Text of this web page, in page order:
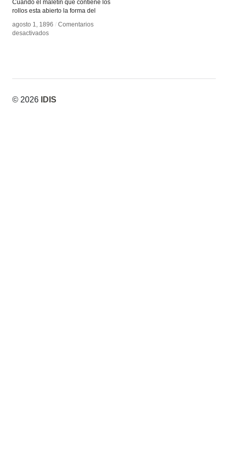
Cuando el maletín que contiene los
rollos esta abierto la forma del
agosto 1, 1896 / Comentarios
desactivadosen
agosto 1, 1896 / Comentarios
desactivadosen
© 2026 IDIS